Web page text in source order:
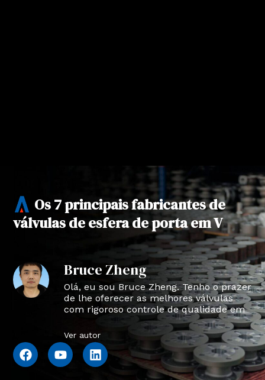
Os 7 principais fabricantes de
válvulas de esfera de porta em V
Bruce Zheng
Olá, eu sou Bruce Zheng. Tenho o prazer
de lhe oferecer as melhores válvulas
com rigoroso controle de qualidade em
Ver autor
F
a
Y
o
L
i